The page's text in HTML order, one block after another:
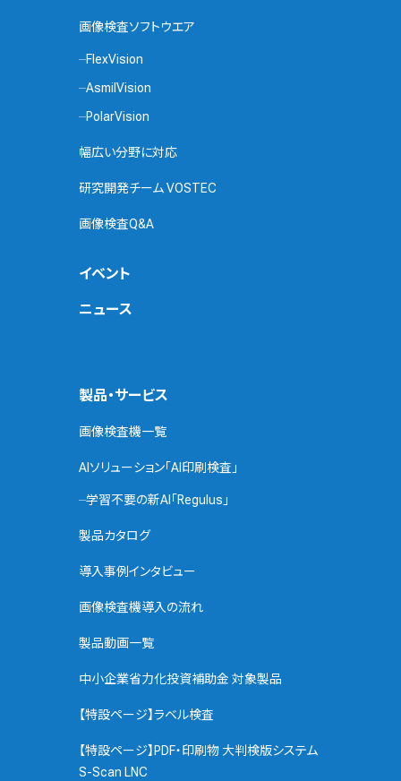
画像検査ソフトウエア
FlexVision
AsmilVision
PolarVision
幅広い分野に対応
研究開発チーム VOSTEC
画像検査Q&A
イベント
ニュース
製品・サービス
画像検査機一覧
AIソリューション「AI印刷検査」
学習不要の新AI「Regulus」
製品カタログ
導入事例インタビュー
画像検査機導入の流れ
製品動画一覧
中小企業省力化投資補助金 対象製品
【特設ページ】ラベル検査
【特設ページ】PDF・印刷物 大判検版システム
S-Scan LNC